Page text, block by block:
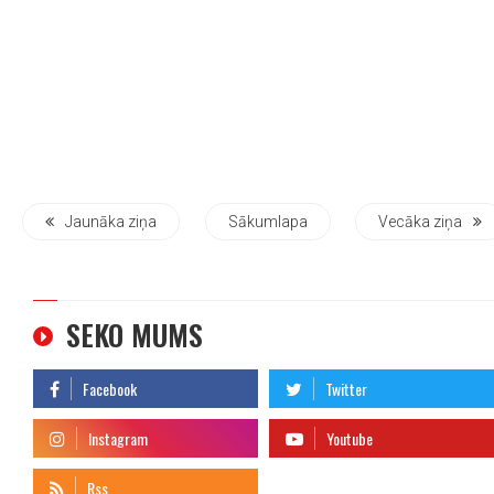
Jaunāka ziņa Sākumlapa Vecāka ziņa
SEKO MUMS